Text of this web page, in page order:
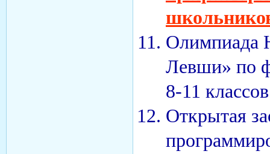
Олимпиада
Левши» по
8-11 классов
Открытая